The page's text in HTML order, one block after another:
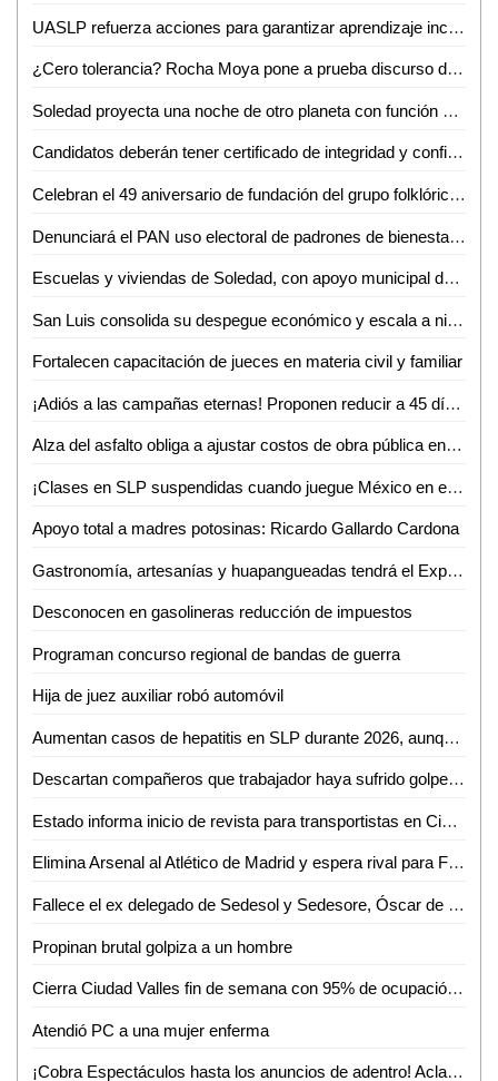
UASLP refuerza acciones para garantizar aprendizaje inclusivo y permanencia escolar
¿Cero tolerancia? Rocha Moya pone a prueba discurso de anticorrupción en Morena
Soledad proyecta una noche de otro planeta con función especial de Star Wars
Candidatos deberán tener certificado de integridad y confiabilidad, propone el Dip. Héctor Serrano Cortés
Celebran el 49 aniversario de fundación del grupo folklórico huasteco
Denunciará el PAN uso electoral de padrones de bienestar en cuanto inicie el proceso electoral
Escuelas y viviendas de Soledad, con apoyo municipal de abasto de agua: alcalde
San Luis consolida su despegue económico y escala a nivel nacional
Fortalecen capacitación de jueces en materia civil y familiar
¡Adiós a las campañas eternas! Proponen reducir a 45 días el periodo electoral SLP
Alza del asfalto obliga a ajustar costos de obra pública en SLP
¡Clases en SLP suspendidas cuando juegue México en el Mundial!
Apoyo total a madres potosinas: Ricardo Gallardo Cardona
Gastronomía, artesanías y huapangueadas tendrá el Expo Bazar 2026 en Ciudad Valles
Desconocen en gasolineras reducción de impuestos
Programan concurso regional de bandas de guerra
Hija de juez auxiliar robó automóvil
Aumentan casos de hepatitis en SLP durante 2026, aunque con baja incidencia
Descartan compañeros que trabajador haya sufrido golpe de calor en gasolinera
Estado informa inicio de revista para transportistas en Ciudad Valles
Elimina Arsenal al Atlético de Madrid y espera rival para Final de la Champions.
Fallece el ex delegado de Sedesol y Sedesore, Óscar de la Cruz Requena
Propinan brutal golpiza a un hombre
Cierra Ciudad Valles fin de semana con 95% de ocupación hotelera y miles de turistas en parajes
Atendió PC a una mujer enferma
¡Cobra Espectáculos hasta los anuncios de adentro! Aclaran dudas a comerciantes de Valles